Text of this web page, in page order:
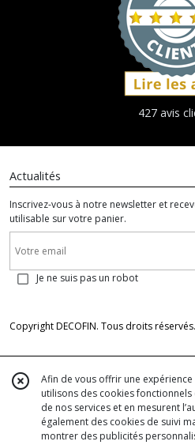
427 avis
Actualités
Inscrivez-vous à notre newsletter et
utilisable sur votre panier.
Je ne suis pas un robot
Copyright DECOFIN. Tous droits
Afin de vous offrir une
utilisons des cookies
de nos services et en mesurent
également des cookies de suivi
montrer des publicités